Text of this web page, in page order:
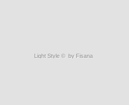
Light Style © by Fisana